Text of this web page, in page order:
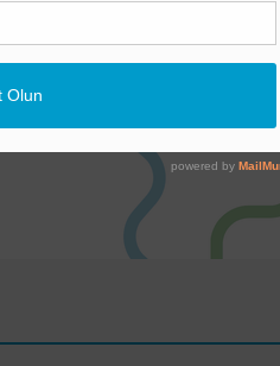
“ÇED Olumlu Kararı” kamu
...